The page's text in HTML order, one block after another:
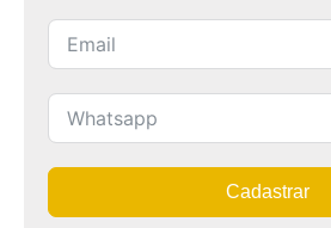
Cadastrar